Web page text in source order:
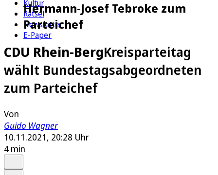
Kultur
Rätsel
Newsletter
E-Paper
Hermann-Josef Tebroke zum
Parteichef
CDU Rhein-BergKreisparteitag
wählt Bundestagsabgeordneten
zum Parteichef
Von
Guido Wagner
10.11.2021, 20:28 Uhr
4 min